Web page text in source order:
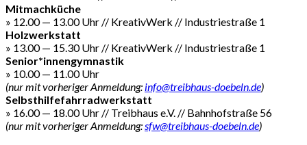
Mitmachküche
» 12.00 — 13.00 Uhr // KreativWerk // Industriestraße 1
Holzwerkstatt
» 13.00 — 15.30 Uhr // KreativWerk // Industriestraße 1
Senior*innengymnastik
» 10.00 — 11.00 Uhr
(nur mit vorheriger Anmeldung: info@treibhaus-doebeln.de)
Selbsthilfefahrradwerkstatt
» 16.00 — 18.00 Uhr // Treibhaus e.V. // Bahnhofstraße 56
(nur mit vorheriger Anmeldung:sfw@treibhaus-doebeln.de)